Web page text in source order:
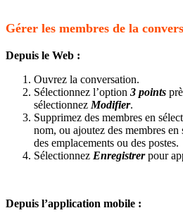
Gérer les membres de la
Depuis le Web :
Ouvrez la conversation.
Sélectionnez l’option 3 points
sélectionnez Modifier.
Supprimez des membres en
nom, ou ajoutez des membres
des emplacements ou des postes.
Sélectionnez Enregistrerpour
Depuis l’application mobile :